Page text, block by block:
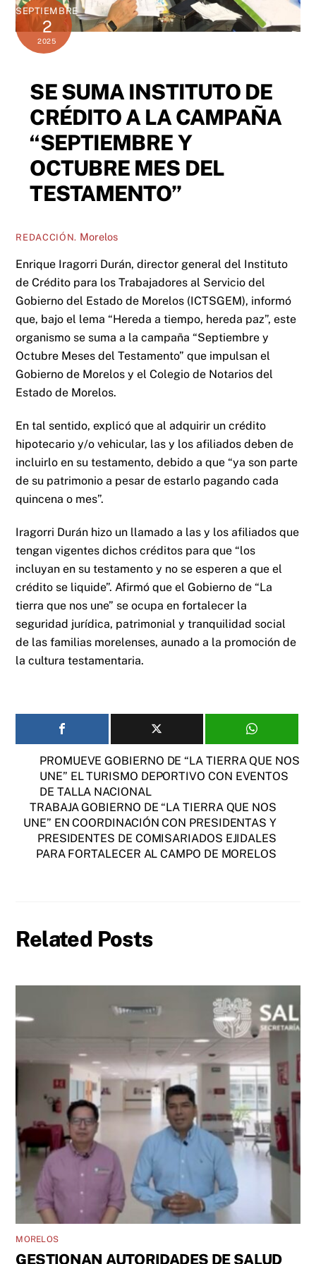
SEPTIEMBRE
2
2025
SE SUMA INSTITUTO DE
CRÉDITO A LA CAMPAÑA
“SEPTIEMBRE Y
OCTUBRE MES DEL
TESTAMENTO”
REDACCIÓN. Morelos
Enrique Iragorri Durán, director general del Instituto
de Crédito para los Trabajadores al Servicio del
Gobierno del Estado de Morelos (ICTSGEM), informó
que, bajo el lema “Hereda a tiempo, hereda paz”, este
organismo se suma a la campaña “Septiembre y
Octubre Meses del Testamento” que impulsan el
Gobierno de Morelos y el Colegio de Notarios del
Estado de Morelos.
En tal sentido, explicó que al adquirir un crédito
hipotecario y/o vehicular, las y los afiliados deben de
incluirlo en su testamento, debido a que “ya son parte
de su patrimonio a pesar de estarlo pagando cada
quincena o mes”.
Iragorri Durán hizo un llamado a las y los afiliados que
tengan vigentes dichos créditos para que “los
incluyan en su testamento y no se esperen a que el
crédito se liquide”. Afirmó que el Gobierno de “La
tierra que nos une” se ocupa en fortalecer la
seguridad jurídica, patrimonial y tranquilidad social
de las familias morelenses, aunado a la promoción de
la cultura testamentaria.
PROMUEVE GOBIERNO DE “LA TIERRA QUE NOS
UNE” EL TURISMO DEPORTIVO CON EVENTOS
DE TALLA NACIONAL
TRABAJA GOBIERNO DE “LA TIERRA QUE NOS
UNE” EN COORDINACIÓN CON PRESIDENTAS Y
PRESIDENTES DE COMISARIADOS EJIDALES
PARA FORTALECER AL CAMPO DE MORELOS
Related Posts
MORELOS
GESTIONAN AUTORIDADES DE SALUD